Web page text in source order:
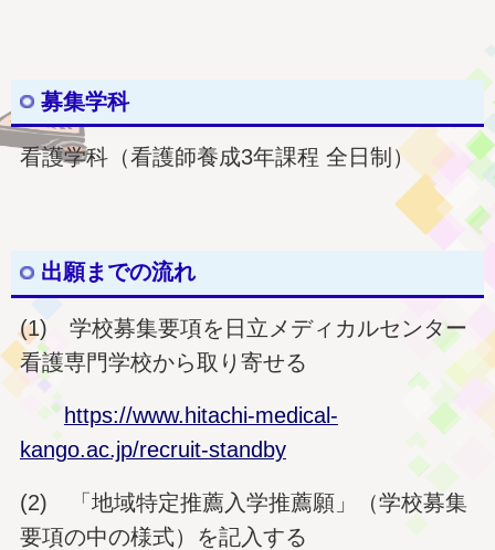
募集学科
看護学科（看護師養成3年課程 全日制）
出願までの流れ
(1) 学校募集要項を日立メディカルセンター
看護専門学校から取り寄せる
https://www.hitachi-medical-
kango.ac.jp/recruit-standby
(2) 「地域特定推薦入学推薦願」（学校募集
要項の中の様式）を記入する